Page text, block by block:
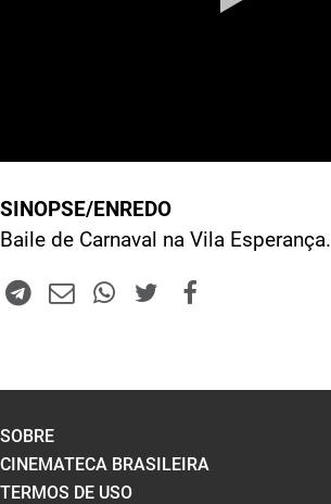
SINOPSE/ENREDO
Baile de Carnaval na Vila Esperança.
SOBRE
CINEMATECA BRASILEIRA
TERMOS DE USO